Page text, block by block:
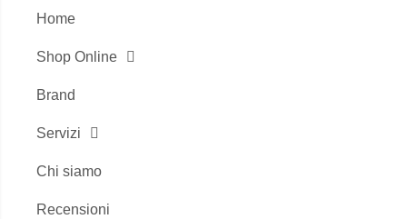
-
f
Home
Shop Online
Brand
Servizi
Chi siamo
Recensioni